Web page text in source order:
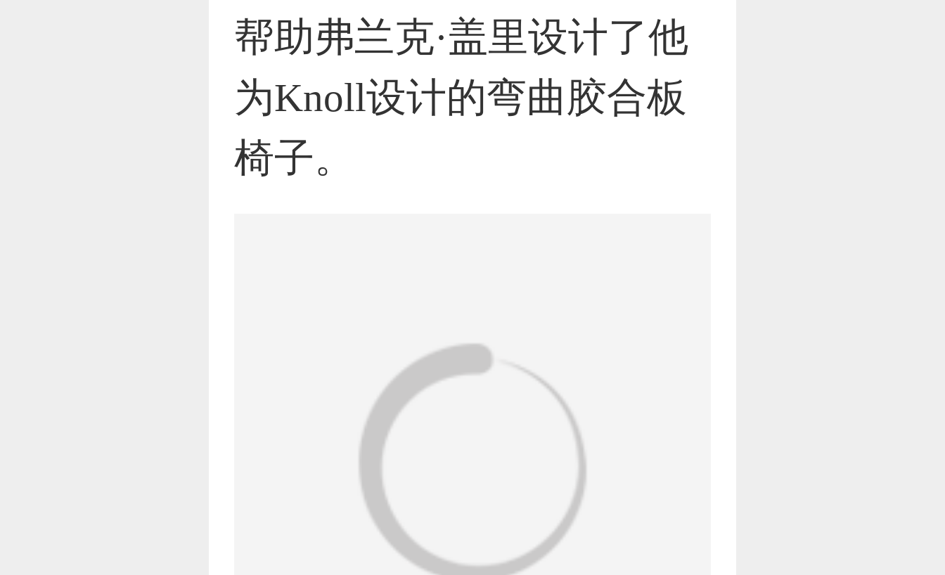
帮助弗兰克·盖里设计了他
为Knoll设计的弯曲胶合板
椅子。